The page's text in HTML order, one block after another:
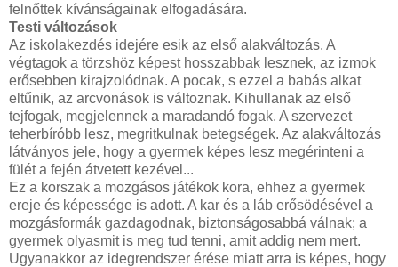
felnőttek kívánságainak elfogadására.
Testi változások
Az iskolakezdés idejére esik az első alakváltozás. A
végtagok a törzshöz képest hosszabbak lesznek, az izmok
erősebben kirajzolódnak. A pocak, s ezzel a babás alkat
eltűnik, az arcvonások is változnak. Kihullanak az első
tejfogak, megjelennek a maradandó fogak. A szervezet
teherbíróbb lesz, megritkulnak betegségek. Az alakváltozás
látványos jele, hogy a gyermek képes lesz megérinteni a
fülét a fején átvetett kezével...
Ez a korszak a mozgásos játékok kora, ehhez a gyermek
ereje és képessége is adott. A kar és a láb erősödésével a
mozgásformák gazdagodnak, biztonságosabbá válnak; a
gyermek olyasmit is meg tud tenni, amit addig nem mert.
Ugyanakkor az idegrendszer érése miatt arra is képes, hogy